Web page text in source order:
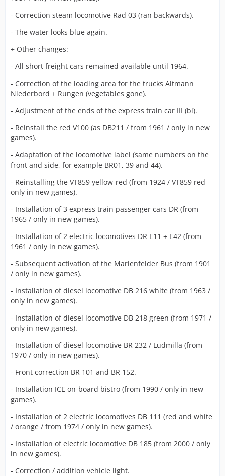
- Correction steam locomotive Rad 03 (ran backwards).
- The water looks blue again.
+ Other changes:
- All short freight cars remained available until 1964.
- Correction of the loading area for the trucks Altmann
Niederbord + Rungen (vegetables gone).
- Adjustment of the ends of the express train car III (bl).
- Reinstall the red V100 (as DB211 / from 1961 / only in new
games).
- Adaptation of the locomotive label (same numbers on the
front and side, for example BR01, 39 and 44).
- Reinstalling the VT859 yellow-red (from 1924 / VT859 red
only in new games).
- Installation of 3 express train passenger cars DR (from
1965 / only in new games).
- Installation of 2 electric locomotives DR E11 + E42 (from
1961 / only in new games).
- Subsequent activation of the Marienfelder Bus (from 1901
/ only in new games).
- Installation of diesel locomotive DB 216 white (from 1963 /
only in new games).
- Installation of diesel locomotive DB 218 green (from 1971 /
only in new games).
- Installation of diesel locomotive BR 232 / Ludmilla (from
1970 / only in new games).
- Front correction BR 101 and BR 152.
- Installation ICE on-board bistro (from 1990 / only in new
games).
- Installation of 2 electric locomotives DB 111 (red and white
/ orange / from 1974 / only in new games).
- Installation of electric locomotive DB 185 (from 2000 / only
in new games).
- Correction / addition vehicle light.